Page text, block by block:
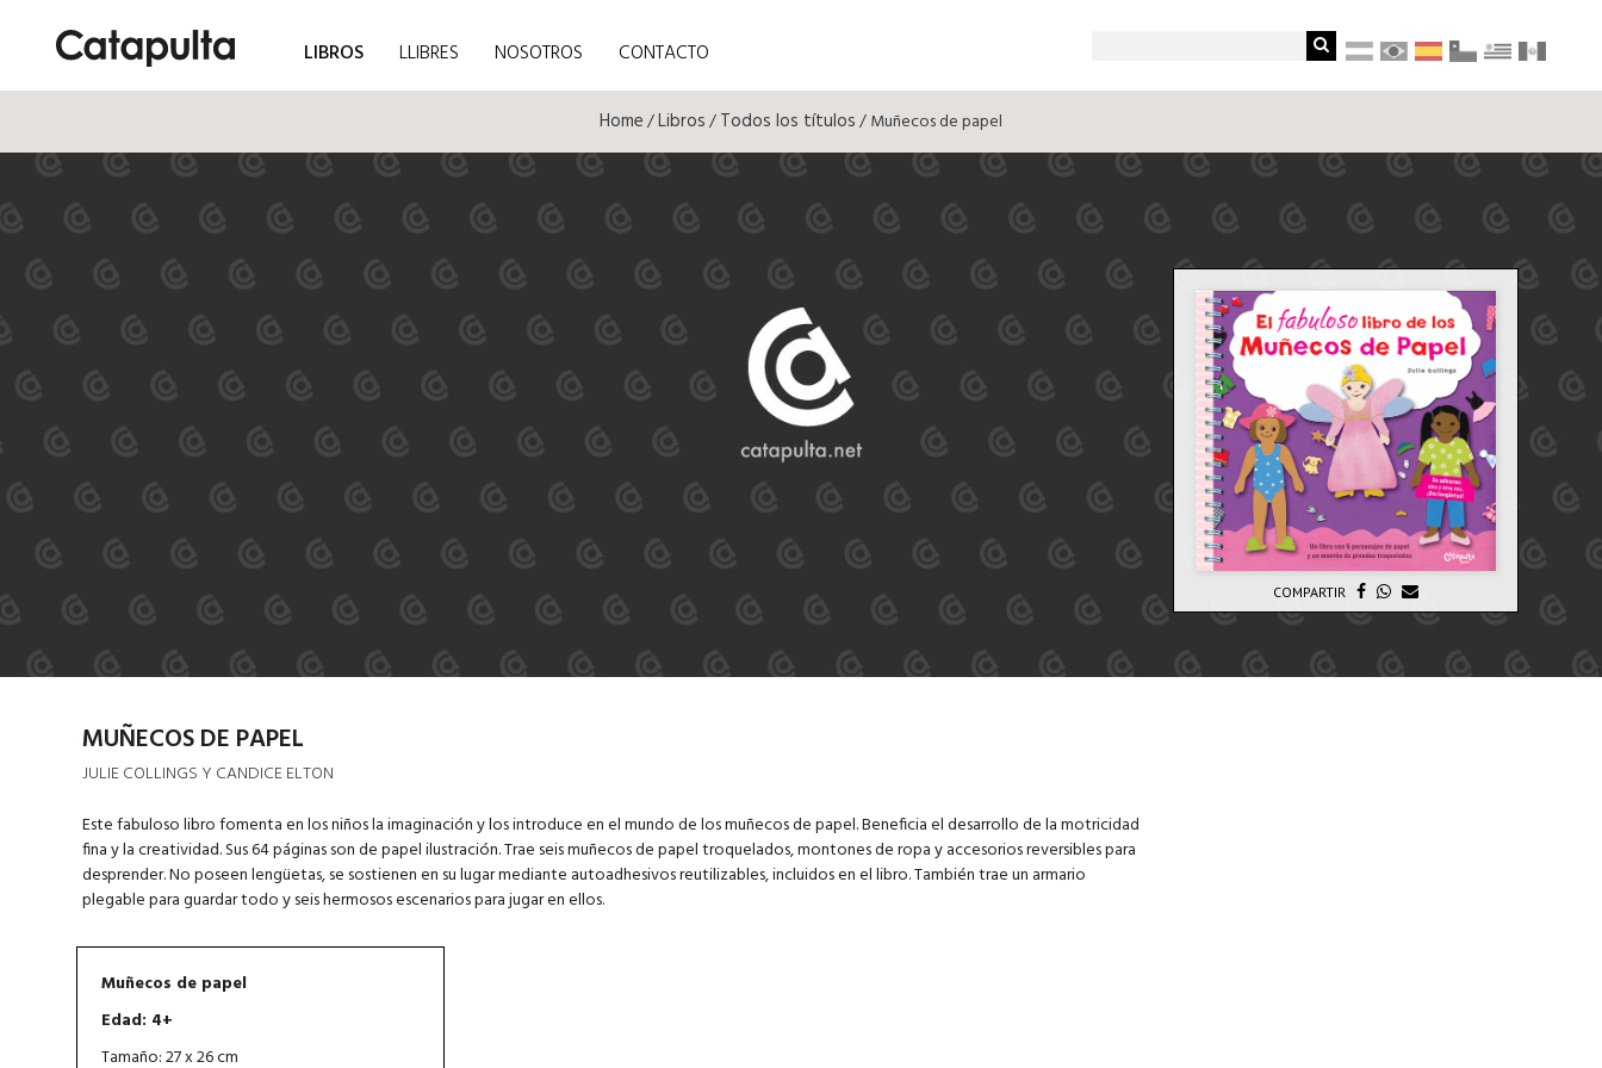
LIBROS LLIBRES NOSOTROS CONTACTO
Home/Libros/Todos los títulos/ Muñecos de papel
COMPARTIR
MUÑECOS DE PAPEL
JULIE COLLINGS Y CANDICE ELTON
Este fabuloso libro fomenta en los niños la imaginación y los introduce en el mundo de los muñecos de papel. Beneficia el desarrollo de la motricidad
fina y la creatividad. Sus 64 páginas son de papel ilustración. Trae seis muñecos de papel troquelados, montones de ropa y accesorios reversibles para
desprender. No poseen lengüetas, se sostienen en su lugar mediante autoadhesivos reutilizables, incluidos en el libro. También trae un armario
plegable para guardar todo y seis hermosos escenarios para jugar en ellos.
Muñecos de papel
Edad: 4+
Tamaño: 27 x 26 cm